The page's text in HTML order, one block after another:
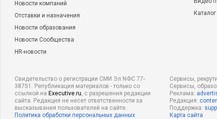
Новости компаний
Отставки и назначения
Новости образования
Новости Сообщества
HR-новости
Свидетельство о регистрации СМИ Эл NФС 77-
38751. Републикация материалов - только со
ссылкой на Executive.ru, с разрешения редакции
сайта. Редакция не несет ответственности за
высказывания пользователей на сайте.
Политика обработки персональных данных
Сервисы,
Сервисы,
Реклама:
Редакция:
Поддержка:
Карта сайта